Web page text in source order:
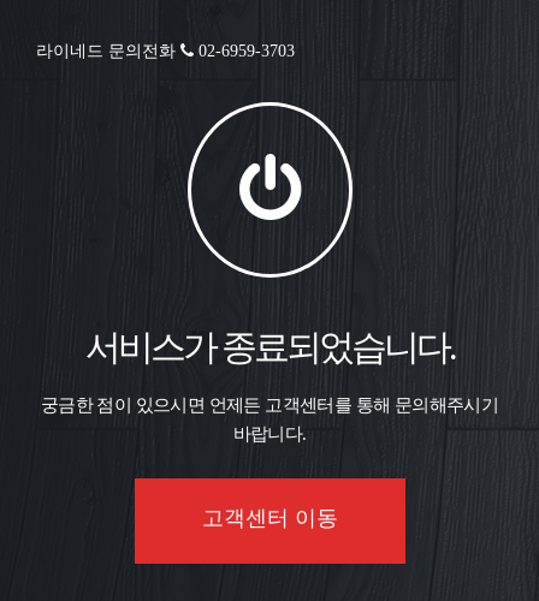
라이네드 문의전화 02-6959-3703
서비스가 종료되었습니다.
궁금한 점이 있으시면 언제든 고객센터를 통해 문의해주시기
바랍니다.
고객센터 이동